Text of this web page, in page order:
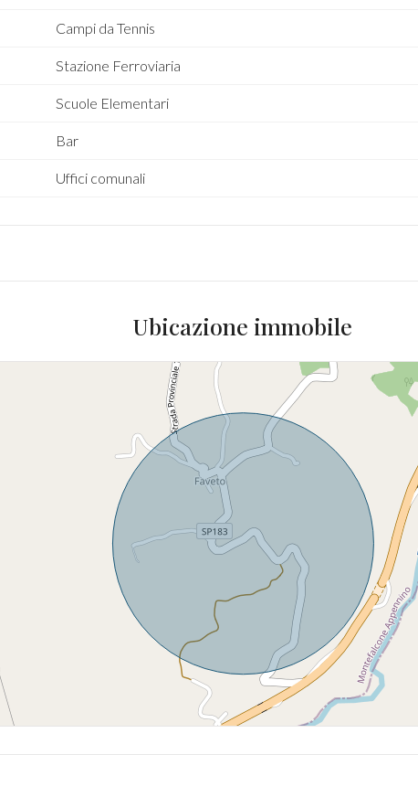
Campi da Tennis
Stazione Ferroviaria
Scuole Elementari
Bar
Uffici comunali
Ubicazione immobile